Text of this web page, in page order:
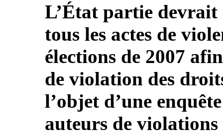
L’État partie devrait
tous les actes de
élections de 2007
de violation des
l’objet d’une
auteurs de